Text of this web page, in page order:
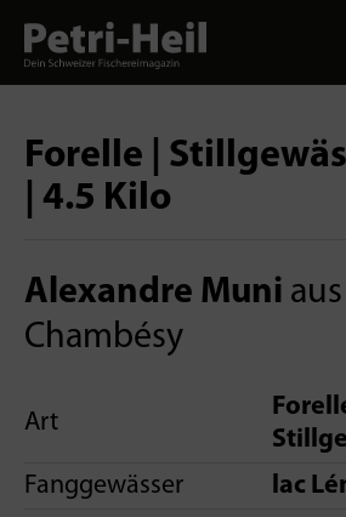
Forelle |
| 4.5 Kilo
Alexandre Muni
Chambésy
Art
Forelle
Fanggewässer
lac